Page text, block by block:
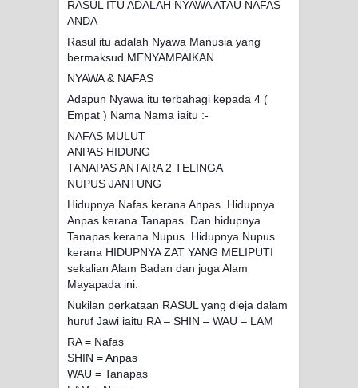
RASUL ITU ADALAH NYAWA ATAU NAFAS
ANDA
Rasul itu adalah Nyawa Manusia yang
bermaksud MENYAMPAIKAN.
NYAWA & NAFAS
Adapun Nyawa itu terbahagi kepada 4 (
Empat ) Nama Nama iaitu :-
NAFAS MULUT
ANPAS HIDUNG
TANAPAS ANTARA 2 TELINGA
NUPUS JANTUNG
Hidupnya Nafas kerana Anpas. Hidupnya
Anpas kerana Tanapas. Dan hidupnya
Tanapas kerana Nupus. Hidupnya Nupus
kerana HIDUPNYA ZAT YANG MELIPUTI
sekalian Alam Badan dan juga Alam
Mayapada ini.
Nukilan perkataan RASUL yang dieja dalam
huruf Jawi iaitu RA – SHIN – WAU – LAM
RA = Nafas
SHIN = Anpas
WAU = Tanapas